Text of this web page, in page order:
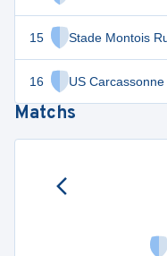
15 Stade Montois
16 US Carcassonne
35
Matchs